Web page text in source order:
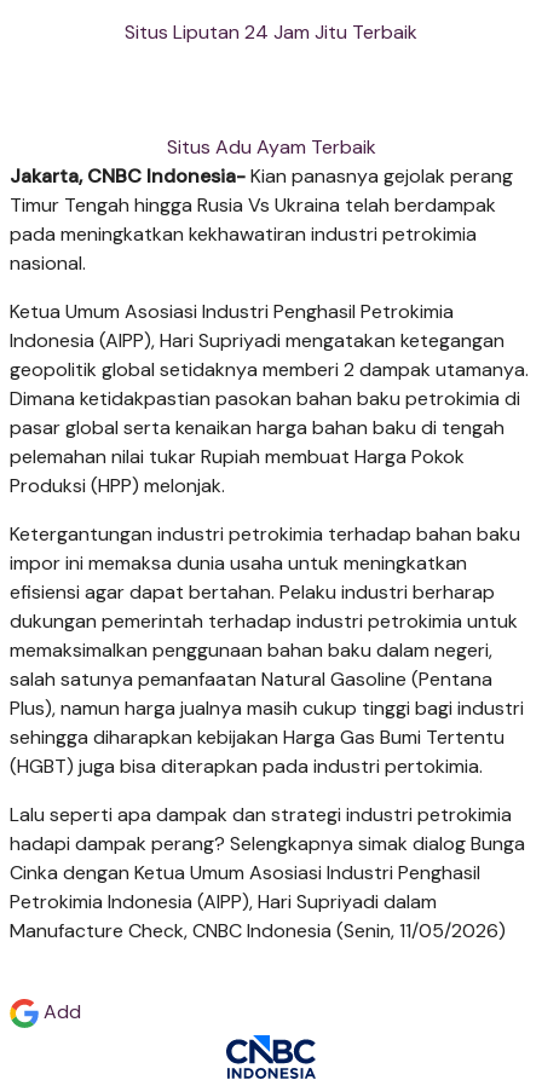
Situs Liputan 24 Jam Jitu Terbaik
Situs Adu Ayam Terbaik
Jakarta, CNBC Indonesia-Kian panasnya gejolak perang
Timur Tengah hingga Rusia Vs Ukraina telah berdampak
pada meningkatkan kekhawatiran industri petrokimia
nasional.
Ketua Umum Asosiasi Industri Penghasil Petrokimia
Indonesia (AIPP), Hari Supriyadi mengatakan ketegangan
geopolitik global setidaknya memberi 2 dampak utamanya.
Dimana ketidakpastian pasokan bahan baku petrokimia di
pasar global serta kenaikan harga bahan baku di tengah
pelemahan nilai tukar Rupiah membuat Harga Pokok
Produksi (HPP) melonjak.
Ketergantungan industri petrokimia terhadap bahan baku
impor ini memaksa dunia usaha untuk meningkatkan
efisiensi agar dapat bertahan. Pelaku industri berharap
dukungan pemerintah terhadap industri petrokimia untuk
memaksimalkan penggunaan bahan baku dalam negeri,
salah satunya pemanfaatan Natural Gasoline (Pentana
Plus), namun harga jualnya masih cukup tinggi bagi industri
sehingga diharapkan kebijakan Harga Gas Bumi Tertentu
(HGBT) juga bisa diterapkan pada industri pertokimia.
Lalu seperti apa dampak dan strategi industri petrokimia
hadapi dampak perang? Selengkapnya simak dialog Bunga
Cinka dengan Ketua Umum Asosiasi Industri Penghasil
Petrokimia Indonesia (AIPP), Hari Supriyadi dalam
Manufacture Check, CNBC Indonesia (Senin, 11/05/2026)
Add